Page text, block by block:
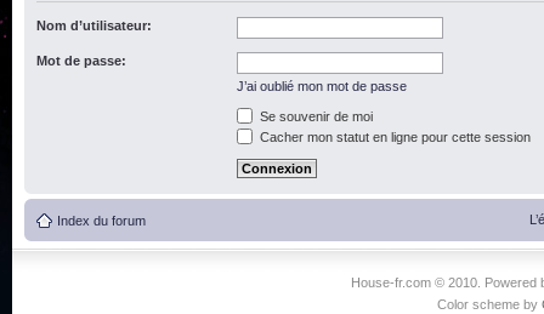
Nom d’utilisateur:
Mot de passe:
J’ai oublié mon mot de passe
Se souvenir de moi
Cacher mon statut en ligne pour cette session
Index du forum
House-fr.com © 2010. Powered
Color scheme by